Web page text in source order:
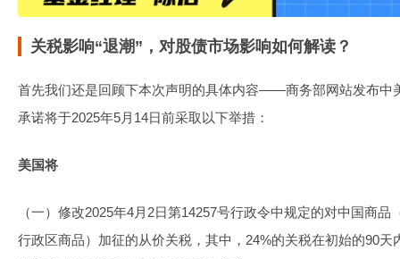
关税影响“退潮”，对股债市场影响如何解读？
首先我们还是回顾下本次声明的具体内容——商务部网站发布中
承诺将于2025年5月14日前采取以下举措：
美国将
（一）修改2025年4月2日第14257号行政令中规定的对中国商
行政区商品）加征的从价关税，其中，24%的关税在初始的90